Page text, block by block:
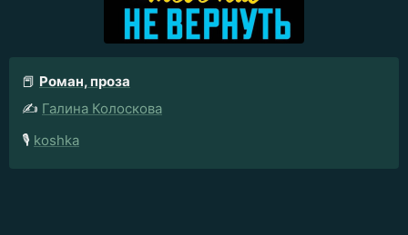
📕 Роман, проза
✍️ Галина Колоскова
🎙️ koshka